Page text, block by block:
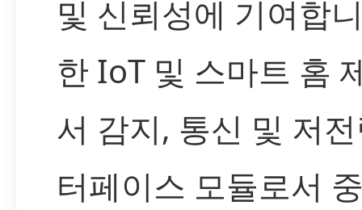
및 신뢰성에 기여합
한 IoT 및 스마트 홈
서 감지, 통신 및 저
터페이스 모듈로서